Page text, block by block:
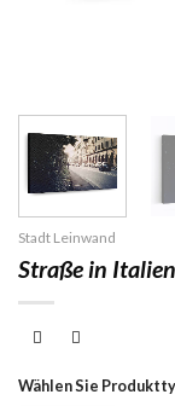
Stadt Leinwand
Straße in
Wählen Sie